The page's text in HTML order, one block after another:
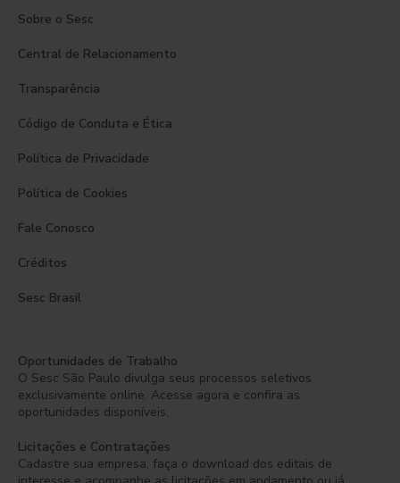
Sobre o Sesc
Central de Relacionamento
Transparência
Código de Conduta e Ética
Política de Privacidade
Política de Cookies
Fale Conosco
Créditos
Sesc Brasil
Oportunidades de Trabalho
O Sesc São Paulo divulga seus processos seletivos
exclusivamente online. Acesse agora e confira as
oportunidades disponíveis.
Licitações e Contratações
Cadastre sua empresa, faça o download dos editais de